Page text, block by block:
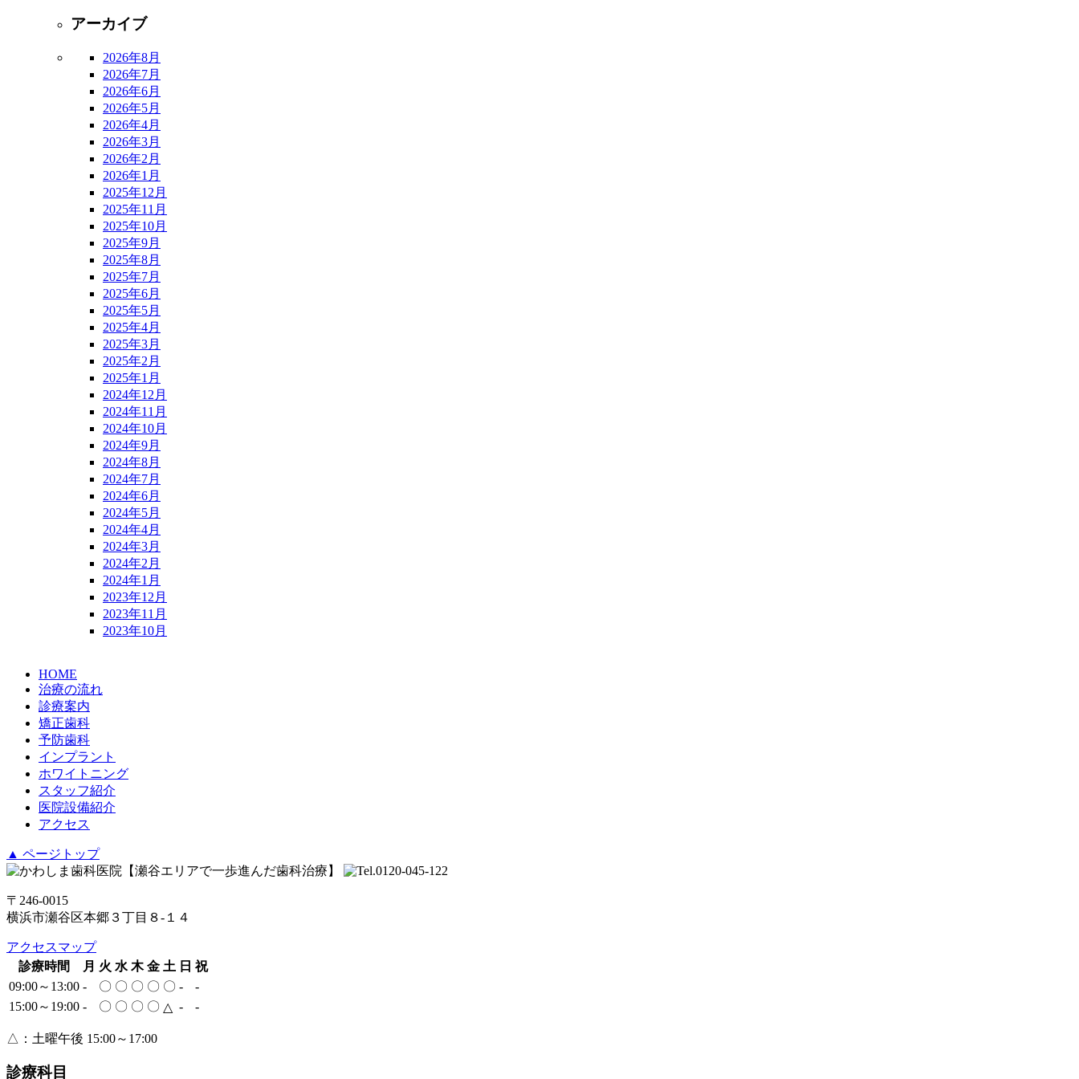
アーカイブ
2026年8月
2026年7月
2026年6月
2026年5月
2026年4月
2026年3月
2026年2月
2026年1月
2025年12月
2025年11月
2025年10月
2025年9月
2025年8月
2025年7月
2025年6月
2025年5月
2025年4月
2025年3月
2025年2月
2025年1月
2024年12月
2024年11月
2024年10月
2024年9月
2024年8月
2024年7月
2024年6月
2024年5月
2024年4月
2024年3月
2024年2月
2024年1月
2023年12月
2023年11月
2023年10月
HOME
治療の流れ
診療案内
矯正歯科
予防歯科
インプラント
ホワイトニング
スタッフ紹介
医院設備紹介
アクセス
▲ ページトップ
〒246-0015
横浜市瀬谷区本郷３丁目８-１４
アクセスマップ
診療時間
月 火 水 木 金 土 日 祝
09:00～13:00 - 〇 〇 〇 〇 〇 -
-
15:00～19:00 - 〇 〇 〇 〇 △ - -
△：土曜午後 15:00～17:00
診療科目